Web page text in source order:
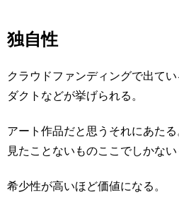
独自性
クラウドファンディングで出てい
ダクトなどが挙げられる。
アート作品だと思うそれにあた
見たことないものここでしかない
希少性が高いほど価値になる。